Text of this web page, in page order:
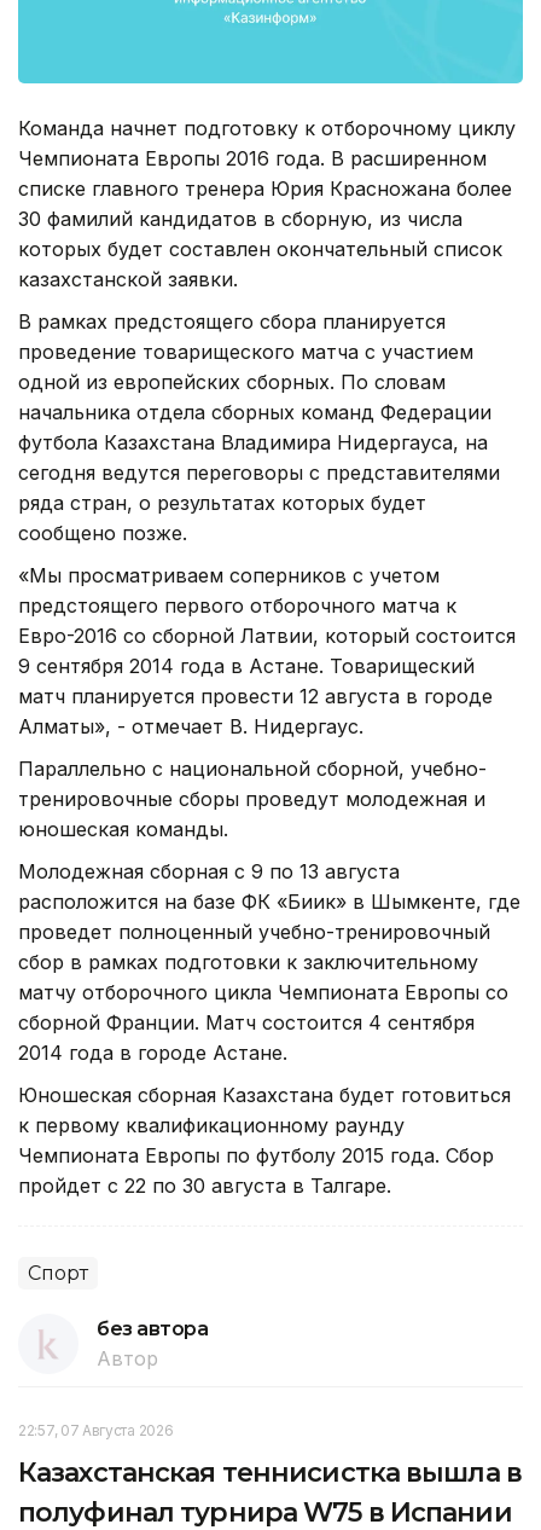
Команда начнет подготовку к отборочному циклу
Чемпионата Европы 2016 года. В расширенном
списке главного тренера Юрия Красножана более
30 фамилий кандидатов в сборную, из числа
которых будет составлен окончательный список
казахстанской заявки.
В рамках предстоящего сбора планируется
проведение товарищеского матча с участием
одной из европейских сборных. По словам
начальника отдела сборных команд Федерации
футбола Казахстана Владимира Нидергауса, на
сегодня ведутся переговоры с представителями
ряда стран, о результатах которых будет
сообщено позже.
«Мы просматриваем соперников с учетом
предстоящего первого отборочного матча к
Евро-2016 со сборной Латвии, который состоится
9 сентября 2014 года в Астане. Товарищеский
матч планируется провести 12 августа в городе
Алматы», - отмечает В. Нидергаус.
Параллельно с национальной сборной, учебно-
тренировочные сборы проведут молодежная и
юношеская команды.
Молодежная сборная с 9 по 13 августа
расположится на базе ФК «Биик» в Шымкенте, где
проведет полноценный учебно-тренировочный
сбор в рамках подготовки к заключительному
матчу отборочного цикла Чемпионата Европы со
сборной Франции. Матч состоится 4 сентября
2014 года в городе Астане.
Юношеская сборная Казахстана будет готовиться
к первому квалификационному раунду
Чемпионата Европы по футболу 2015 года. Сбор
пройдет с 22 по 30 августа в Талгаре.
Спорт
без автора
Автор
22:57, 07 Августа 2026
Казахстанская теннисистка вышла в
полуфинал турнира W75 в Испании